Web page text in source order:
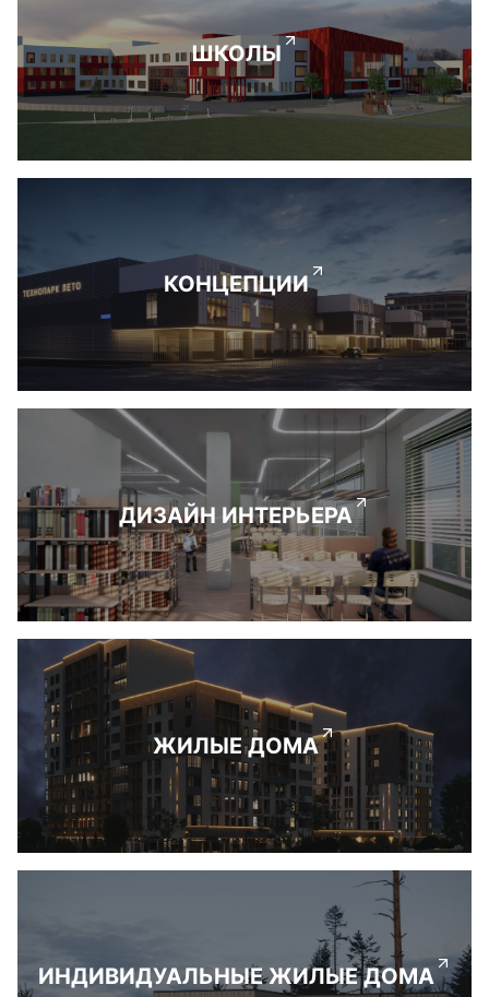
ШКОЛЫ
КОНЦЕПЦИИ
ДИЗАЙН ИНТЕРЬЕРА
ЖИЛЫЕ ДОМА
ИНДИВИДУАЛЬНЫЕ ЖИЛЫЕ ДОМА